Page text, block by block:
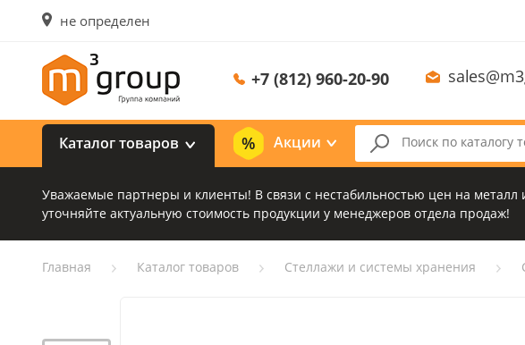
не определен
+7 (812) 960-20-90
Каталог товаров Акции
Уважаемые партнеры и клиенты! В связи с нестабильностью цен на
уточняйте актуальную стоимость продукции у менеджеров отдела продаж!
Главная Каталог товаров Стеллажи и системы хранения